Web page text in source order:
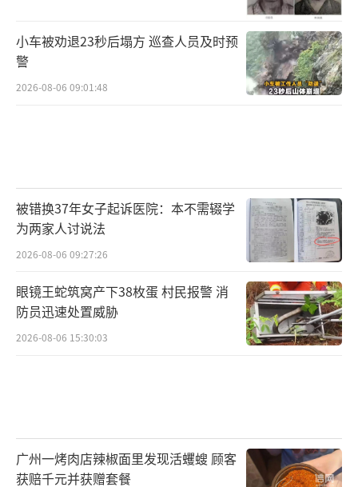
小车被劝退23秒后塌方 巡查人员及时预
警
2026-08-06 09:01:48
被错换37年女子起诉医院：本不需辍学
为两家人讨说法
2026-08-06 09:27:26
眼镜王蛇筑窝产下38枚蛋 村民报警 消
防员迅速处置威胁
2026-08-06 15:30:03
广州一烤肉店辣椒面里发现活蠼螋 顾客
获赔千元并获赠套餐